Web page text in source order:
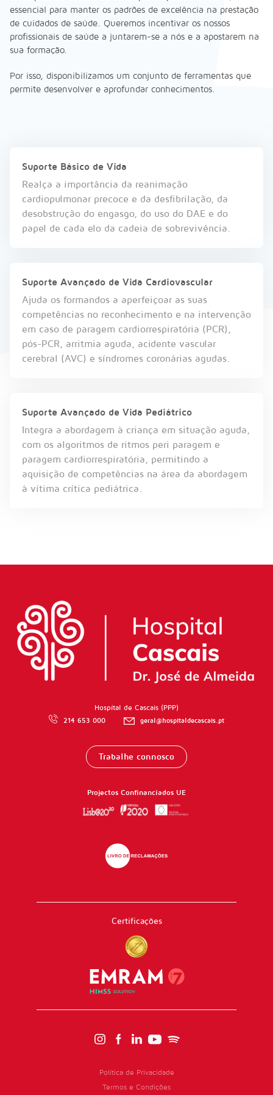
essencial para manter os padrões de excelência na prestação
de cuidados de saúde. Queremos incentivar os nossos
profissionais de saúde a juntarem-se a nós e a apostarem na
sua formação.
Por isso, disponibilizamos um conjunto de ferramentas que
permite desenvolver e aprofundar conhecimentos.
Suporte Básico de Vida
Realça a importância da reanimação
cardiopulmonar precoce e da desfibrilação, da
desobstrução do engasgo, do uso do DAE e do
papel de cada elo da cadeia de sobrevivência.
Suporte Avançado de Vida Cardiovascular
Ajuda os formandos a aperfeiçoar as suas
competências no reconhecimento e na intervenção
em caso de paragem cardiorrespiratória (PCR),
pós-PCR, arritmia aguda, acidente vascular
cerebral (AVC) e síndromes coronárias agudas.
Suporte Avançado de Vida Pediátrico
Integra a abordagem à criança em situação aguda,
com os algoritmos de ritmos peri paragem e
paragem cardiorrespiratória, permitindo a
aquisição de competências na área da abordagem
à vítima crítica pediátrica.
Hospítal de Cascais (PPP)
214 653 000
geral@hospitaldecascais.pt
Trabalhe connosco
Projectos Confinanciados UE
Certificações
Política de Privacidade
Termos e Condições